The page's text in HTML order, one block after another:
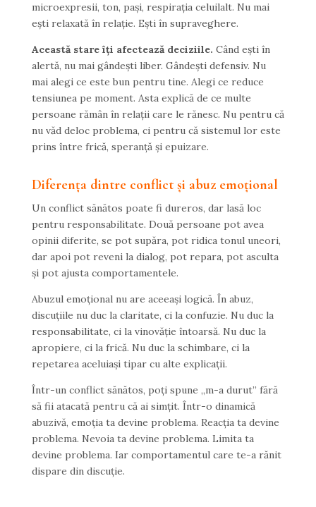
microexpresii, ton, pași, respirația celuilalt. Nu mai
ești relaxată în relație. Ești în supraveghere.
Această stare îți afectează deciziile. Când ești în
alertă, nu mai gândești liber. Gândești defensiv. Nu
mai alegi ce este bun pentru tine. Alegi ce reduce
tensiunea pe moment. Asta explică de ce multe
persoane rămân în relații care le rănesc. Nu pentru că
nu văd deloc problema, ci pentru că sistemul lor este
prins între frică, speranță și epuizare.
Diferența dintre conflict și abuz emoțional
Un conflict sănătos poate fi dureros, dar lasă loc
pentru responsabilitate. Două persoane pot avea
opinii diferite, se pot supăra, pot ridica tonul uneori,
dar apoi pot reveni la dialog, pot repara, pot asculta
și pot ajusta comportamentele.
Abuzul emoțional nu are aceeași logică. În abuz,
discuțiile nu duc la claritate, ci la confuzie. Nu duc la
responsabilitate, ci la vinovăție întoarsă. Nu duc la
apropiere, ci la frică. Nu duc la schimbare, ci la
repetarea aceluiași tipar cu alte explicații.
Într-un conflict sănătos, poți spune „m-a durut” fără
să fii atacată pentru că ai simțit. Într-o dinamică
abuzivă, emoția ta devine problema. Reacția ta devine
problema. Nevoia ta devine problema. Limita ta
devine problema. Iar comportamentul care te-a rănit
dispare din discuție.